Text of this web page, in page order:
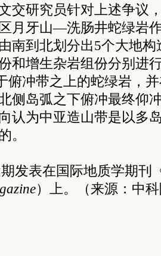
交研究员针对上述争议
月牙山—洗肠井蛇绿岩
南到北划分出5个大地
和增生杂岩组份分别进
俯冲带之上的蛇绿岩，
侧岛弧之下俯冲最终仰
认为中亚造山带是以多
。
发表在国际地质学期刊
）上。（来源：中